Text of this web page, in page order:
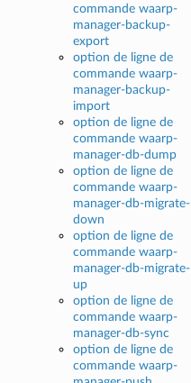
commande waarp-
manager-backup-
export
option de ligne de
commande waarp-
manager-backup-
import
option de ligne de
commande waarp-
manager-db-dump
option de ligne de
commande waarp-
manager-db-migrate-
down
option de ligne de
commande waarp-
manager-db-migrate-
up
option de ligne de
commande waarp-
manager-db-sync
option de ligne de
commande waarp-